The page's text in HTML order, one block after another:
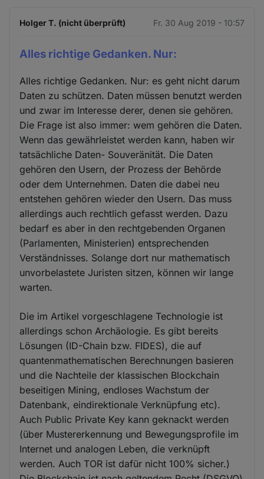
Holger T. (nicht überprüft) Fr. 30 Aug 2019 - 10:57
Alles richtige Gedanken. Nur:
Alles richtige Gedanken. Nur: es geht nicht darum
Daten zu schützen. Daten müssen benutzt werden
und zwar im Interesse derer, denen sie gehören.
Die Frage ist also immer: wem gehören die Daten.
Wenn das gewährleistet werden kann, haben wir
tatsächliche Daten- Souveränität. Die Daten
gehören den Usern, der Prozess der Behörde
oder dem Unternehmen. Daten die dabei neu
entstehen gehören wieder den Usern. Das muss
allerdings auch rechtlich gefasst werden. Dazu
bedarf es aber in den rechtgebenden Organen
(Parlamenten, Ministerien) entsprechenden
Verständnisses. Solange dort nur mathematisch
unvorbelastete Juristen sitzen, können wir lange
warten.
Die im Artikel vorgeschlagene Technologie ist
allerdings schon Archäologie. Es gibt bereits
Lösungen (ID-Chain bzw. FIDES), die auf
quantenmathematischen Berechnungen basieren
und die Nachteile der klassischen Blockchain
beseitigen Mining, endloses Wachstum der
Datenbank, eindirektionale Verknüpfung etc).
Auch Public Private Key kann geknackt werden
(über Mustererkennung und Bewegungsprofile im
Internet und analogen Leben, die verknüpft
werden. Auch TOR ist dafür nicht 100% sicher.)